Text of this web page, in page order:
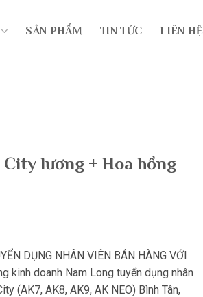
SẢN PHẨM TIN TỨC LIÊN HỆ
lương + Hoa hồng
DỤNG NHÂN VIÊN BÁN HÀNG VỚI
kinh doanh Nam Long tuyển dụng nhân
(AK7, AK8, AK9, AK NEO) Bình Tân,